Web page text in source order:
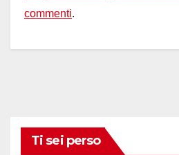
commenti.
Ti sei perso